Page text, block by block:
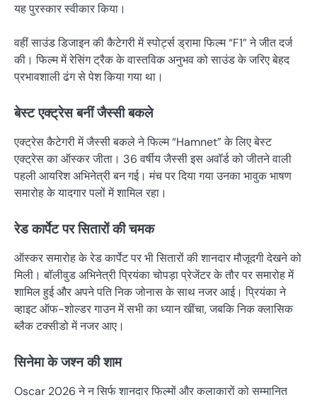
यह पुरस्कार स्वीकार किया।
वहीं साउंड डिजाइन की कैटेगरी में स्पोर्ट्स ड्रामा फिल्म “F1” ने जीत दर्ज
की। फिल्म में रेसिंग ट्रैक के वास्तविक अनुभव को साउंड के जरिए बेहद
प्रभावशाली ढंग से पेश किया गया था।
बेस्ट एक्ट्रेस बनीं जैस्सी बकले
एक्ट्रेस कैटेगरी में जैस्सी बकले ने फिल्म “Hamnet” के लिए बेस्ट
एक्ट्रेस का ऑस्कर जीता। 36 वर्षीय जैस्सी इस अवॉर्ड को जीतने वाली
पहली आयरिश अभिनेत्री बन गई। मंच पर दिया गया उनका भावुक भाषण
समारोह के यादगार पलों में शामिल रहा।
रेड कार्पेट पर सितारों की चमक
ऑस्कर समारोह के रेड कार्पेट पर भी सितारों की शानदार मौजूदगी देखने को
मिली। बॉलीवुड अभिनेत्री प्रियंका चोपड़ा प्रेजेंटर के तौर पर समारोह में
शामिल हुई और अपने पति निक जोनास के साथ नजर आई। प्रियंका ने
व्हाइट ऑफ-शोल्डर गाउन में सभी का ध्यान खींचा, जबकि निक क्लासिक
ब्लैक टक्सीडो में नजर आए।
सिनेमा के जश्न की शाम
Oscar 2026 ने न सिर्फ शानदार फिल्मों और कलाकारों को सम्मानित